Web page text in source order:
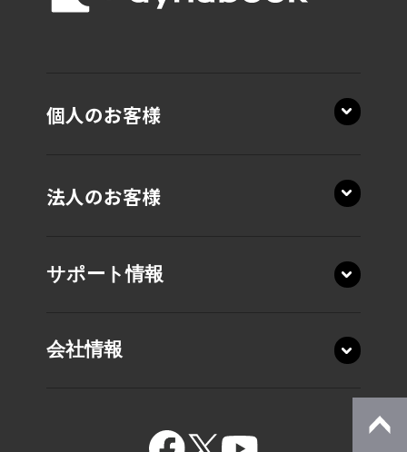
個人のお客様
法人のお客様
サポート情報
会社情報